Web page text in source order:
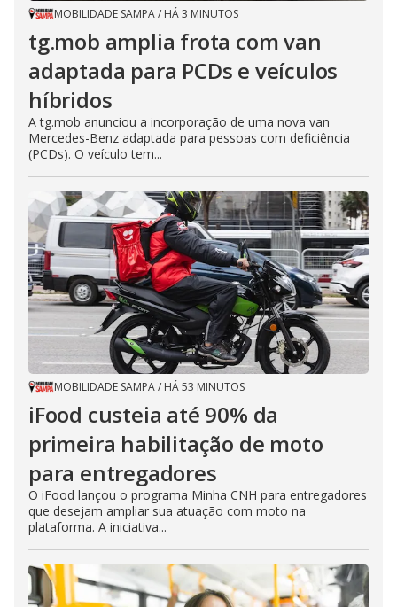
MOBILIDADE SAMPA/ HÁ 3 MINUTOS
tg.mob amplia frota com van
adaptada para PCDs e veículos
híbridos
A tg.mob anunciou a incorporação de uma nova van
Mercedes-Benz adaptada para pessoas com deficiência
(PCDs). O veículo tem...
MOBILIDADE SAMPA/ HÁ 53 MINUTOS
iFood custeia até 90% da
primeira habilitação de moto
para entregadores
O iFood lançou o programa Minha CNH para entregadores
que desejam ampliar sua atuação com moto na
plataforma. A iniciativa...